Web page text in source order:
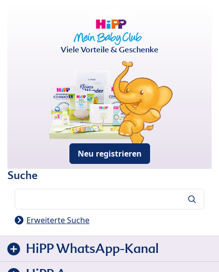
Viele Vorteile & Geschenke
Neu registrieren
Suche
Erweiterte Suche
HiPP WhatsApp-Kanal